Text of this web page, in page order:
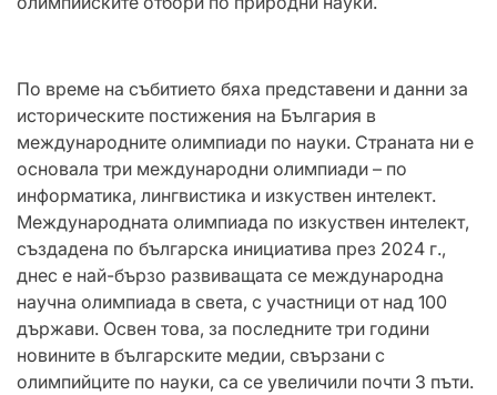
По време на събитието бяха представени и данни за
историческите постижения на България в
международните олимпиади по науки. Страната ни е
основала три международни олимпиади – по
информатика, лингвистика и изкуствен интелект.
Международната олимпиада по изкуствен интелект,
създадена по българска инициатива през 2024 г.,
днес е най-бързо развиващата се международна
научна олимпиада в света, с участници от над 100
държави. Освен това, за последните три години
новините в българските медии, свързани с
олимпийците по науки, са се увеличили почти 3 пъти.